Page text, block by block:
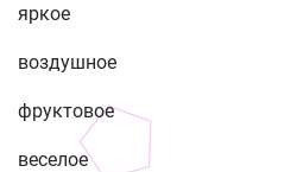
яркое
воздушное
фруктовое
веселое